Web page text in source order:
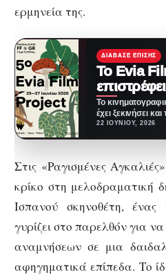
ερμηνεία της.
ΔΙΆΒΑΣΕ ΕΠΊΣΗΣ
Το Evia
επιστρέφει
Το
έχει ξεκινήσει
Project"
22 ΙΟΥΝΊΟΥ, 2026
Στις «Ραγισμένες
κρίκο στη μελοδραματική
Ισπανού σκηνοθέτη, ένας
γυρίζει στο παρελθόν για
αναμνήσεων σε μια
αφηγηματικά επίπεδα. Το